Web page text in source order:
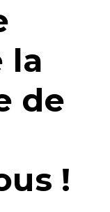
la
de
!